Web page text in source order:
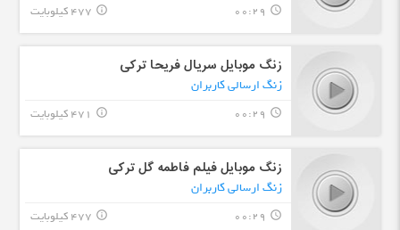
query_builder
00:29 477 کیلوبایت info_outline
زنگ موبایل سریال فریحا ترکی
زنگ ارسالی کاربران
query_builder
00:29 471 کیلوبایت info_outline
زنگ موبایل فیلم فاطمه گل ترکی
زنگ ارسالی کاربران
query_builder
00:29 477 کیلوبایت info_outline